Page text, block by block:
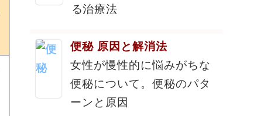
る治療法
便秘 原因と解消法
女性が慢性的に悩みがちな
便秘について。便秘のパタ
ーンと原因